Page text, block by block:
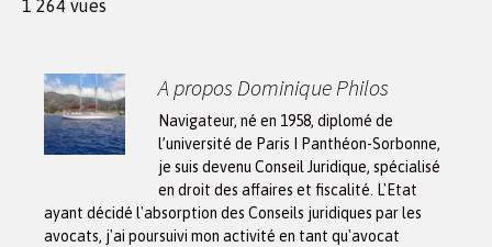
1 264 vues
A propos Dominique Philos
Navigateur, né en 1958, diplomé de
l’université de Paris I Panthéon-Sorbonne,
je suis devenu Conseil Juridique, spécialisé
en droit des affaires et fiscalité. L'Etat
ayant décidé l'absorption des Conseils juridiques par les
avocats, j'ai poursuivi mon activité en tant qu'avocat